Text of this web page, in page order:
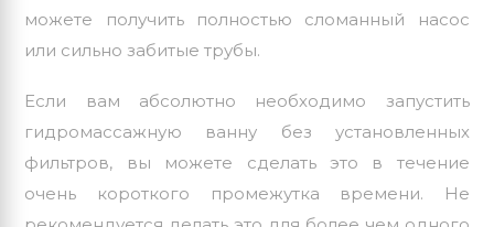
можете получить полностью сломанный насос
или сильно забитые трубы.
Если вам абсолютно необходимо запустить
гидромассажную ванну без установленных
фильтров, вы можете сделать это в течение
очень короткого промежутка времени. Не